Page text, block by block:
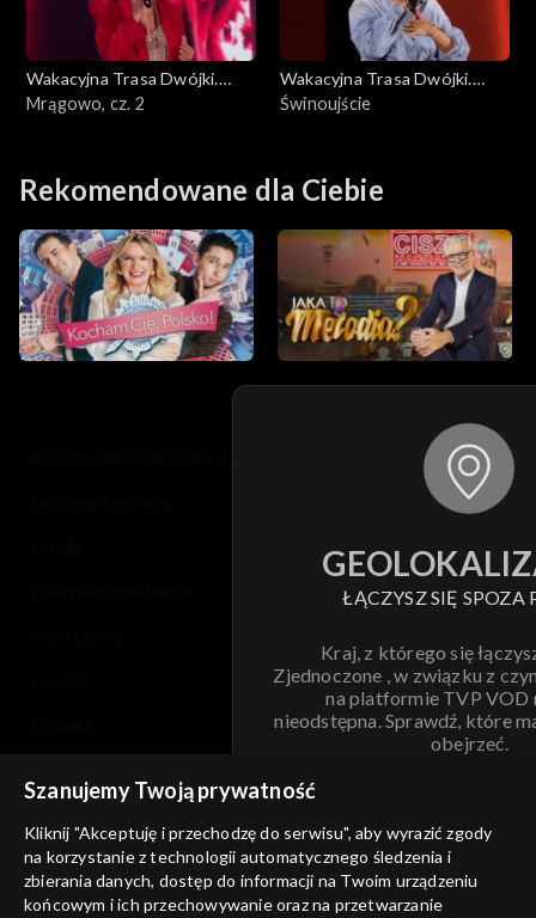
Wakacyjna Trasa Dwójki.
Lato, muzyka, zabawa
Mrągowo, cz. 2
Wakacyjna Trasa Dwójki.
Lato, muzyka, zabawa
Świnoujście
Rekomendowane dla Ciebie
ŁĄCZYSZ SIĘ SPOZA
Kraj, z którego się
Zjednoczone , w związku z
na platformie TVP VOD
nieodstępna. Sprawdź, które
obejrzeć.
ANULUJ
informacje o dostawcy usług
Szanujemy Twoją prywatność
Kliknij "Akceptuję i przechodzę do serwisu", aby wyrazić zgody
na korzystanie z technologii automatycznego śledzenia i
zbierania danych, dostęp do informacji na Twoim urządzeniu
końcowym i ich przechowywanie oraz na przetwarzanie